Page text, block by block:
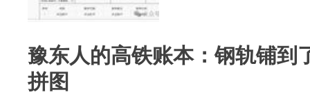
豫东人的高铁账本：钢轨铺到
拼图